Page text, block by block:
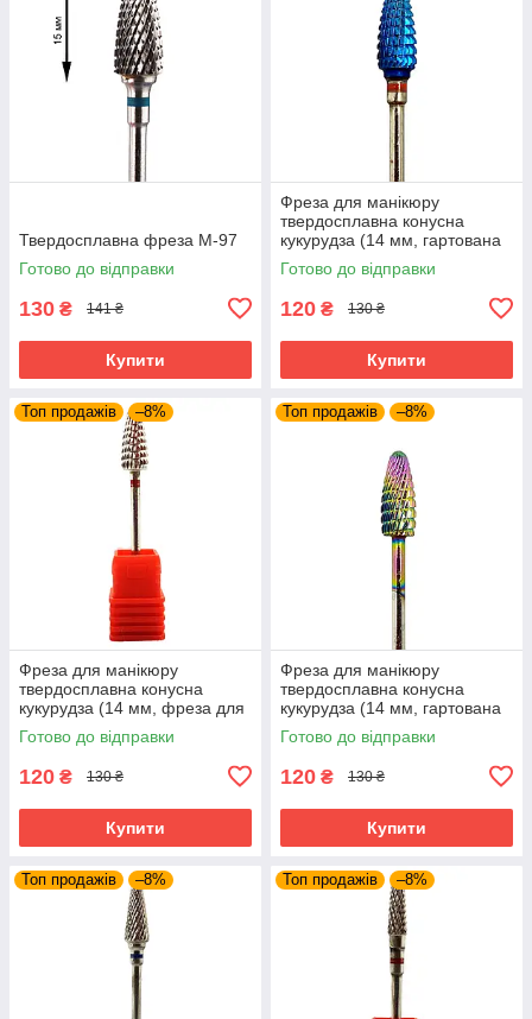
Твердосплавна фреза M-97
Готово до відправки
130 ₴ 141 ₴
Купити
Фреза для манікюру
твердосплавна конусна
кукурудза (14 мм, гартована
фреза для зняття гель лаку,
манікюрна фреза)
Готово до відправки
120 ₴ 130 ₴
Купити
Топ продажів –8%
Фреза для манікюру
твердосплавна конусна
кукурудза (14 мм, фреза для
зняття гель лаку, манікюрна
фреза)
Готово до відправки
120 ₴ 130 ₴
Купити
Топ продажів –8%
Фреза для манікюру
твердосплавна конусна
кукурудза (14 мм, гартована
фреза для зняття гель лаку,
манікюрна фреза)
Готово до відправки
120 ₴ 130 ₴
Купити
Топ продажів –8% Топ продажів –8%